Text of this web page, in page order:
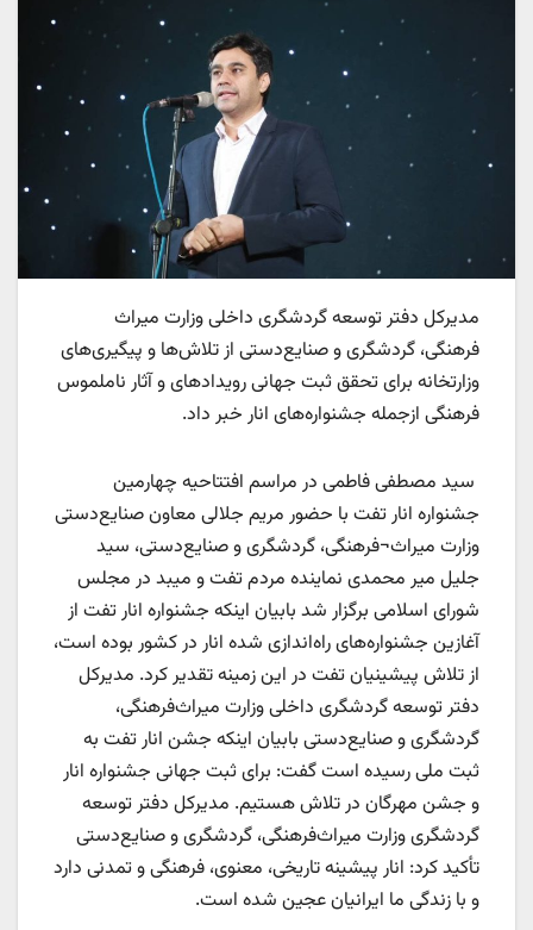
مدیرکل دفتر توسعه گردشگری داخلی وزارت میراث
فرهنگی، گردشگری و صنایع‌دستی از تلاش‌ها و پیگیری‌های
وزارتخانه برای تحقق ثبت جهانی رویدادهای و آثار ناملموس
فرهنگی ازجمله جشنواره‌های انار خبر داد.
‌ سید مصطفی فاطمی در مراسم افتتاحیه چهارمین
جشنواره انار تفت با حضور مریم جلالی معاون صنایع‌دستی
وزارت میراث¬فرهنگی، گردشگری و صنایع‌دستی، سید
جلیل میر محمدی نماینده مردم تفت و میبد در مجلس
شورای اسلامی برگزار شد بابیان اینکه جشنواره انار تفت از
آغازین جشنواره‌های راه‌اندازی شده انار در کشور بوده است،
از تلاش پیشینیان تفت در این زمینه تقدیر کرد. مدیرکل
دفتر توسعه گردشگری داخلی وزارت میراث‌فرهنگی،
گردشگری و صنایع‌دستی بابیان اینکه جشن انار تفت به
ثبت ملی رسیده است گفت: برای ثبت جهانی جشنواره انار
و جشن مهرگان در تلاش هستیم. مدیرکل دفتر توسعه
گردشگری وزارت میراث‌فرهنگی، گردشگری و صنایع‌دستی
تأکید کرد: انار پیشینه تاریخی، معنوی، فرهنگی و تمدنی دارد
و با زندگی ما ایرانیان عجین شده است.